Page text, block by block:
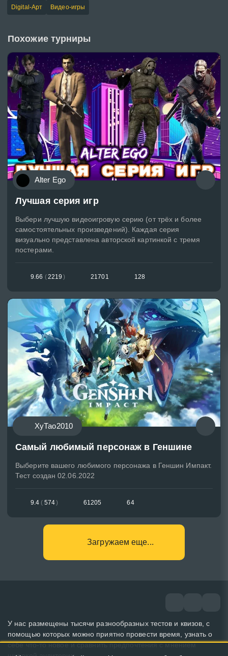
Digital-Арт Видео-игры
Похожие турниры
Alter Ego
Лучшая серия игр
Выбери лучшую видеоигровую серию (от трёх и более
самостоятельных произведений). Каждая серия
визуально представлена авторской картинкой с тремя
постерами.
9.66 (2219 ) 21701 128
ХуТао2010
Самый любимый персонаж в Геншине
Выберите вашего любимого персонажа в Геншин Импакт.
Тест создан 02.06.2022
9.4 ( 574) 61205 64
Загружаем еще...
У нас размещены тысячи разнообразных тестов и квизов, с
помощью которых можно приятно провести время, узнать о
себе что-то новое и сравнить предпочтения с мнением